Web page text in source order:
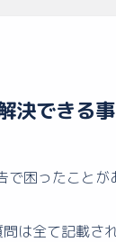
決できる
で困ったことが
問は全て記載さ